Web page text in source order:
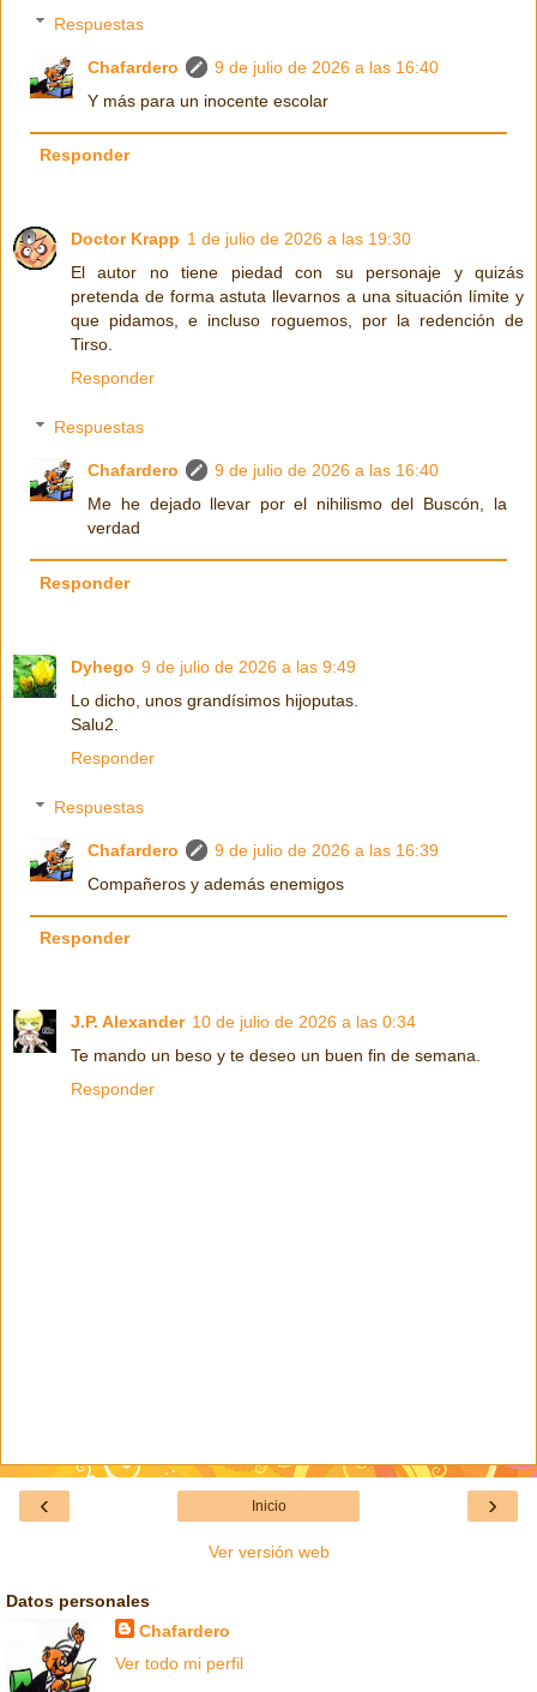
Respuestas
Chafardero
9 de julio de 2026 a las 16:40
Y más para un inocente escolar
Responder
Doctor Krapp 1 de julio de 2026 a las 19:30
El autor no tiene piedad con su personaje y quizás
pretenda de forma astuta llevarnos a una situación límite y
que pidamos, e incluso roguemos, por la redención de
Tirso.
Responder
Respuestas
Chafardero
9 de julio de 2026 a las 16:40
Me he dejado llevar por el nihilismo del Buscón, la
verdad
Responder
Dyhego 9 de julio de 2026 a las 9:49
Lo dicho, unos grandísimos hijoputas.
Salu2.
Responder
Respuestas
Chafardero
9 de julio de 2026 a las 16:39
Compañeros y además enemigos
Responder
J.P. Alexander 10 de julio de 2026 a las 0:34
Te mando un beso y te deseo un buen fin de semana.
Responder
‹ ›
Inicio
Ver versión web
Datos personales
Chafardero
Ver todo mi perfil